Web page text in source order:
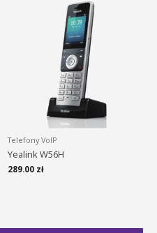
Telefony VoIP
Yealink W56H
289.00 zł